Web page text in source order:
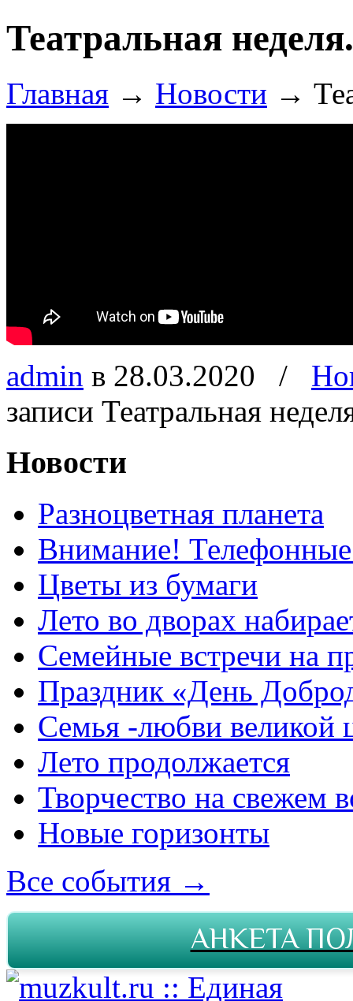
Театральная
Главная → Новости →
admin в 28.03.2020 /
записи Театральная
Новости
Разноцветная планета
Внимание!
Цветы из бумаги
Лето во дворах
Семейные встречи на
Праздник «День
Семья -любви великой
Лето продолжается
Творчество на свежем
Новые горизонты
Все события →
АНКЕТА